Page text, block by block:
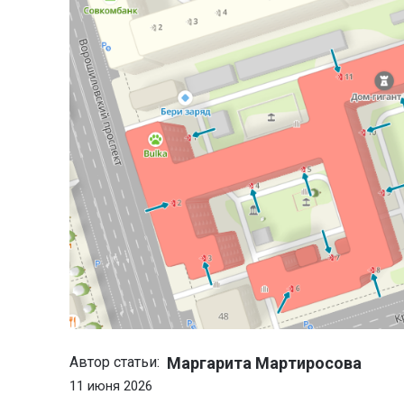
Автор статьи: Маргарита Мартиросова
11 июня 2026